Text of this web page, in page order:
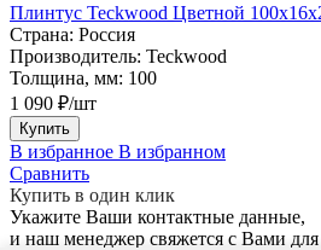
Плинтус Teckwood Цветной
Страна: Россия
Производитель: Teckwood
Толщина, мм: 100
1 090 ₽/шт
Купить
В избранное В избранном
Сравнить
Купить в один клик
Укажите Ваши контактные данные,
и наш менеджер свяжется с Вами для